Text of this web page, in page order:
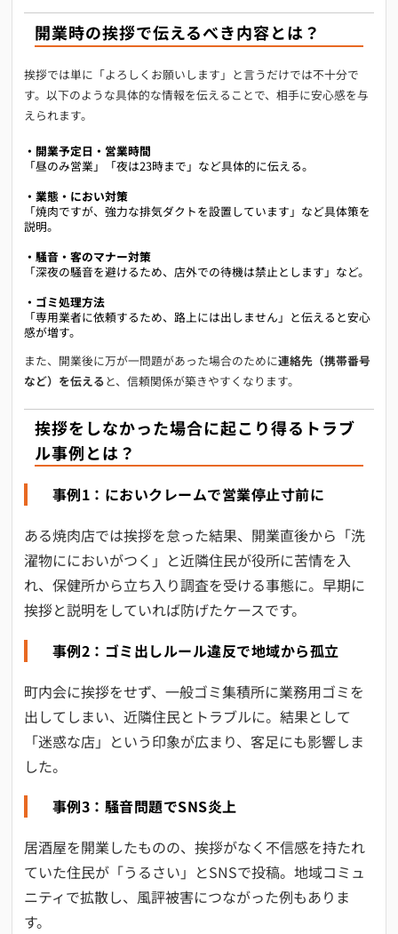
開業時の挨拶で伝えるべき内容とは？
挨拶では単に「よろしくお願いします」と言うだけでは不十分で
す。以下のような具体的な情報を伝えることで、相手に安心感を与
えられます。
・開業予定日・営業時間
「昼のみ営業」「夜は23時まで」など具体的に伝える。
・業態・におい対策
「焼肉ですが、強力な排気ダクトを設置しています」など具体策を
説明。
・騒音・客のマナー対策
「深夜の騒音を避けるため、店外での待機は禁止とします」など。
・ゴミ処理方法
「専用業者に依頼するため、路上には出しません」と伝えると安心
感が増す。
また、開業後に万が一問題があった場合のために連絡先（携帯番号
など）を伝えると、信頼関係が築きやすくなります。
挨拶をしなかった場合に起こり得るトラブ
ル事例とは？
事例1：においクレームで営業停止寸前に
ある焼肉店では挨拶を怠った結果、開業直後から「洗
濯物ににおいがつく」と近隣住民が役所に苦情を入
れ、保健所から立ち入り調査を受ける事態に。早期に
挨拶と説明をしていれば防げたケースです。
事例2：ゴミ出しルール違反で地域から孤立
町内会に挨拶をせず、一般ゴミ集積所に業務用ゴミを
出してしまい、近隣住民とトラブルに。結果として
「迷惑な店」という印象が広まり、客足にも影響しま
した。
事例3：騒音問題でSNS炎上
居酒屋を開業したものの、挨拶がなく不信感を持たれ
ていた住民が「うるさい」とSNSで投稿。地域コミュ
ニティで拡散し、風評被害につながった例もありま
す。